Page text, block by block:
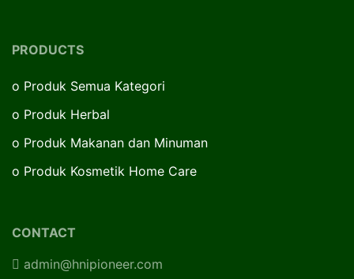
PRODUCTS
o Produk Semua Kategori
o Produk Herbal
o Produk Makanan dan Minuman
o Produk Kosmetik Home Care
CONTACT
admin@hnipioneer.com